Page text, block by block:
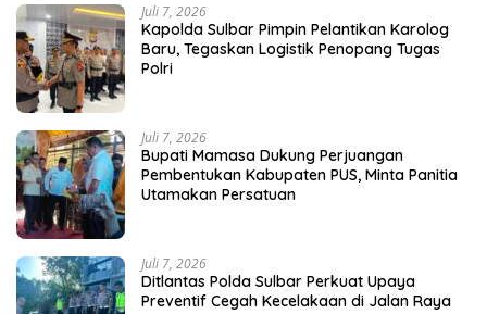
Juli 7, 2026
Kapolda Sulbar Pimpin Pelantikan Karolog
Baru, Tegaskan Logistik Penopang Tugas
Polri
Juli 7, 2026
Bupati Mamasa Dukung Perjuangan
Pembentukan Kabupaten PUS, Minta Panitia
Utamakan Persatuan
Juli 7, 2026
Ditlantas Polda Sulbar Perkuat Upaya
Preventif Cegah Kecelakaan di Jalan Raya